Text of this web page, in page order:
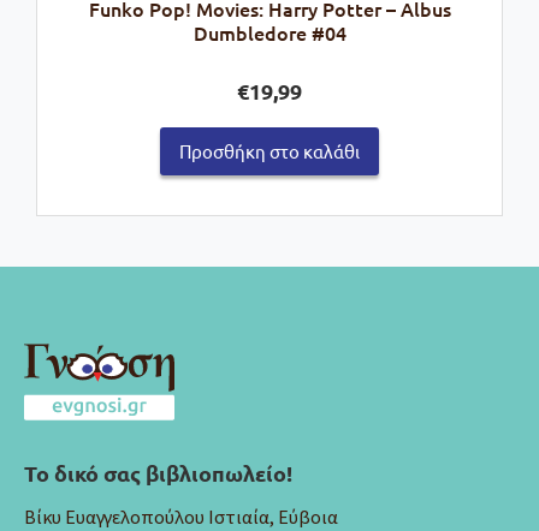
Funko Pop! Movies: Harry Potter – Albus
Dumbledore #04
€19,99
Προσθήκη στο καλάθι
Το δικό σας βιβλιοπωλείο!
Βίκυ Ευαγγελοπούλου Ιστιαία, Εύβοια